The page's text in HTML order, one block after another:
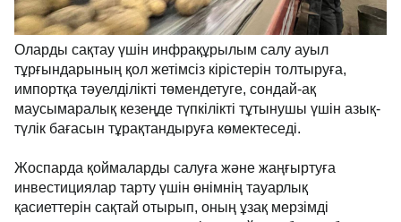
Оларды сақтау үшін инфрақұрылым салу ауыл
тұрғындарының қол жетімсіз кірістерін толтыруға,
импортқа тәуелділікті төмендетуге, сондай-ақ
маусымаралық кезеңде түпкілікті тұтынушы үшін азық-
түлік бағасын тұрақтандыруға көмектеседі.
Жоспарда қоймаларды салуға және жаңғыртуға
инвестициялар тарту үшін өнімнің тауарлық
қасиеттерін сақтай отырып, оның ұзақ мерзімді